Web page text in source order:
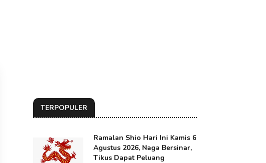
TERPOPULER
Ramalan Shio Hari Ini Kamis 6
Agustus 2026, Naga Bersinar,
Tikus Dapat Peluang